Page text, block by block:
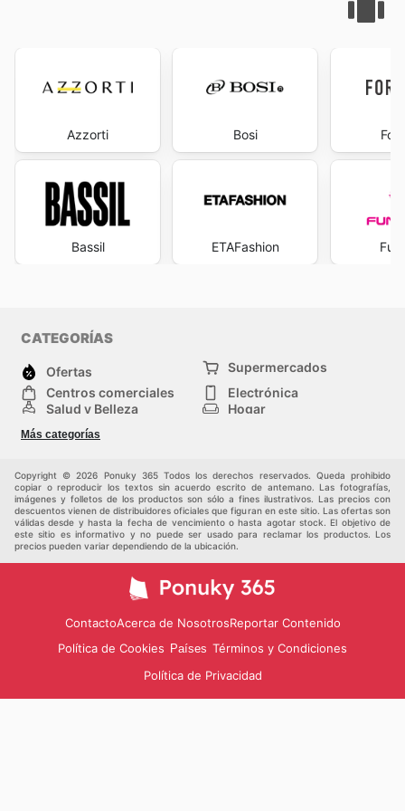
Azzorti
Bassil
Bosi
ETAFashion
CATEGORÍAS
Ofertas
Supermercados
Centros comerciales
Electrónica
Salud y Belleza
Hogar
Construcción
Más categorías
Copyright © 2026 Ponuky 365 Todos los derechos reservados. Queda prohibido
copiar o reproducir los textos sin acuerdo escrito de antemano. Las fotografías,
imágenes y folletos de los productos son sólo a fines ilustrativos. Las precios con
descuentos vienen de distribuidores oficiales que figuran en este sitio. Las ofertas son
válidas desde y hasta la fecha de vencimiento o hasta agotar stock. El objetivo de
este sitio es informativo y no puede ser usado para reclamar los productos. Los
precios pueden variar dependiendo de la ubicación.
ContactoAcerca de NosotrosReportar Contenido
Política de Cookies Países Términos y Condiciones
Política de Privacidad